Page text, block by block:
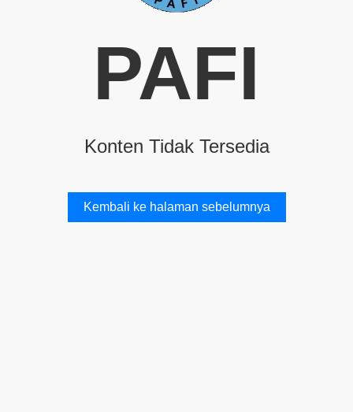
PAFI
Konten Tidak Tersedia
Kembali ke halaman sebelumnya